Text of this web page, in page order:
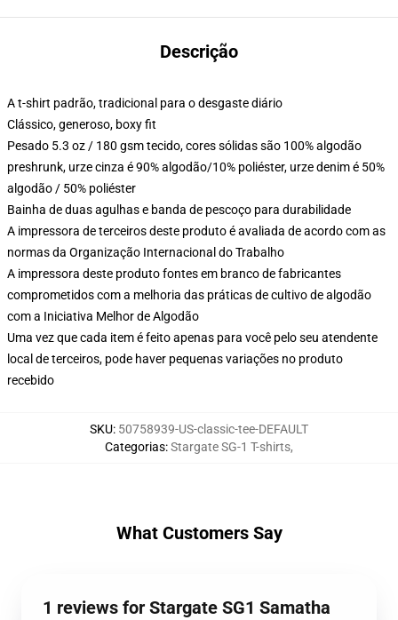
Descrição
A t-shirt padrão, tradicional para o desgaste diário
Clássico, generoso, boxy fit
Pesado 5.3 oz / 180 gsm tecido, cores sólidas são 100% algodão
preshrunk, urze cinza é 90% algodão/10% poliéster, urze denim é 50%
algodão / 50% poliéster
Bainha de duas agulhas e banda de pescoço para durabilidade
A impressora de terceiros deste produto é avaliada de acordo com as
normas da Organização Internacional do Trabalho
A impressora deste produto fontes em branco de fabricantes
comprometidos com a melhoria das práticas de cultivo de algodão
com a Iniciativa Melhor de Algodão
Uma vez que cada item é feito apenas para você pelo seu atendente
local de terceiros, pode haver pequenas variações no produto
recebido
SKU: 50758939-US-classic-tee-DEFAULT
Categorias:Stargate SG-1 T-shirts,
What Customers Say
1 reviews for Stargate SG1 Samatha